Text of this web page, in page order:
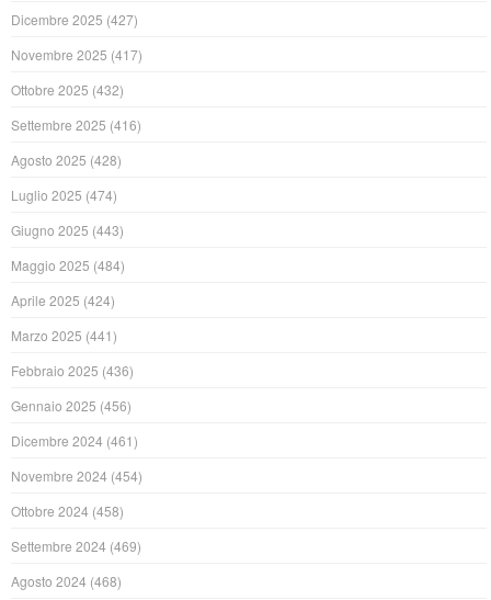
Dicembre 2025 (427)
Novembre 2025 (417)
Ottobre 2025 (432)
Settembre 2025 (416)
Agosto 2025 (428)
Luglio 2025 (474)
Giugno 2025 (443)
Maggio 2025 (484)
Aprile 2025 (424)
Marzo 2025 (441)
Febbraio 2025 (436)
Gennaio 2025 (456)
Dicembre 2024 (461)
Novembre 2024 (454)
Ottobre 2024 (458)
Settembre 2024 (469)
Agosto 2024 (468)